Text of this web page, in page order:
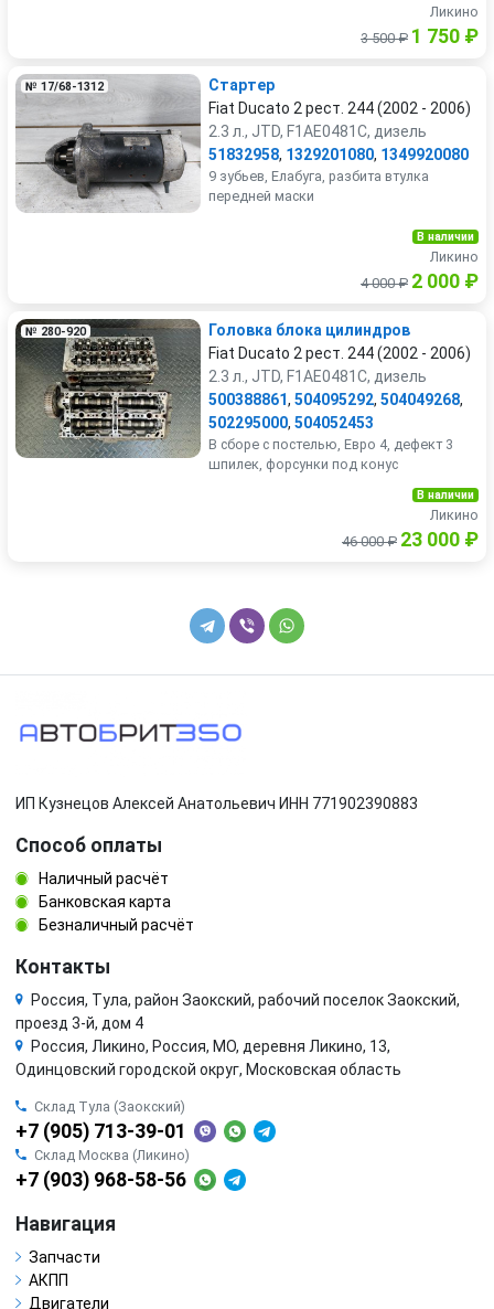
Ликино
3 500 ₽ 1 750 ₽
№ 17/68-1312
Стартер
Fiat Ducato 2 рест. 244 (2002 - 2006)
2.3 л., JTD, F1AE0481C, дизель
51832958, 1329201080, 1349920080
9 зубьев, Елабуга, разбита втулка
передней маски
В наличии
Ликино
4 000 ₽ 2 000 ₽
№ 280-920
Головка блока цилиндров
Fiat Ducato 2 рест. 244 (2002 - 2006)
2.3 л., JTD, F1AE0481C, дизель
500388861, 504095292, 504049268,
502295000, 504052453
В сборе с постелью, Евро 4, дефект 3
шпилек, форсунки под конус
В наличии
Ликино
46 000 ₽ 23 000 ₽
ИП Кузнецов Алексей Анатольевич ИНН 771902390883
Способ оплаты
Наличный расчёт
Банковская карта
Безналичный расчёт
Контакты
Россия, Тула, район Заокский, рабочий поселок Заокский,
проезд 3-й, дом 4
Россия, Ликино, Россия, МО, деревня Ликино, 13,
Одинцовский городской округ, Московская область
Склад Тула (Заокский)
+7 (905) 713-39-01
Склад Москва (Ликино)
+7 (903) 968-58-56
Навигация
Запчасти
АКПП
Двигатели